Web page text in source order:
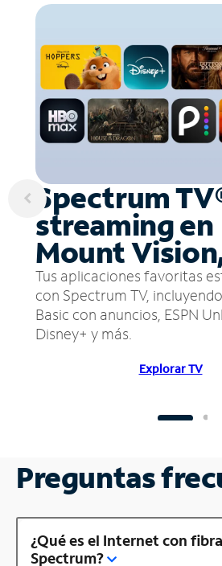
Spectrum
streaming en
Mount
Tus aplicaciones favoritas
con Spectrum TV,
Basic con anuncios, ESPN
Disney+ y más.
Explorar TV
Preguntas
¿Qué es el Internet con
Spectrum?